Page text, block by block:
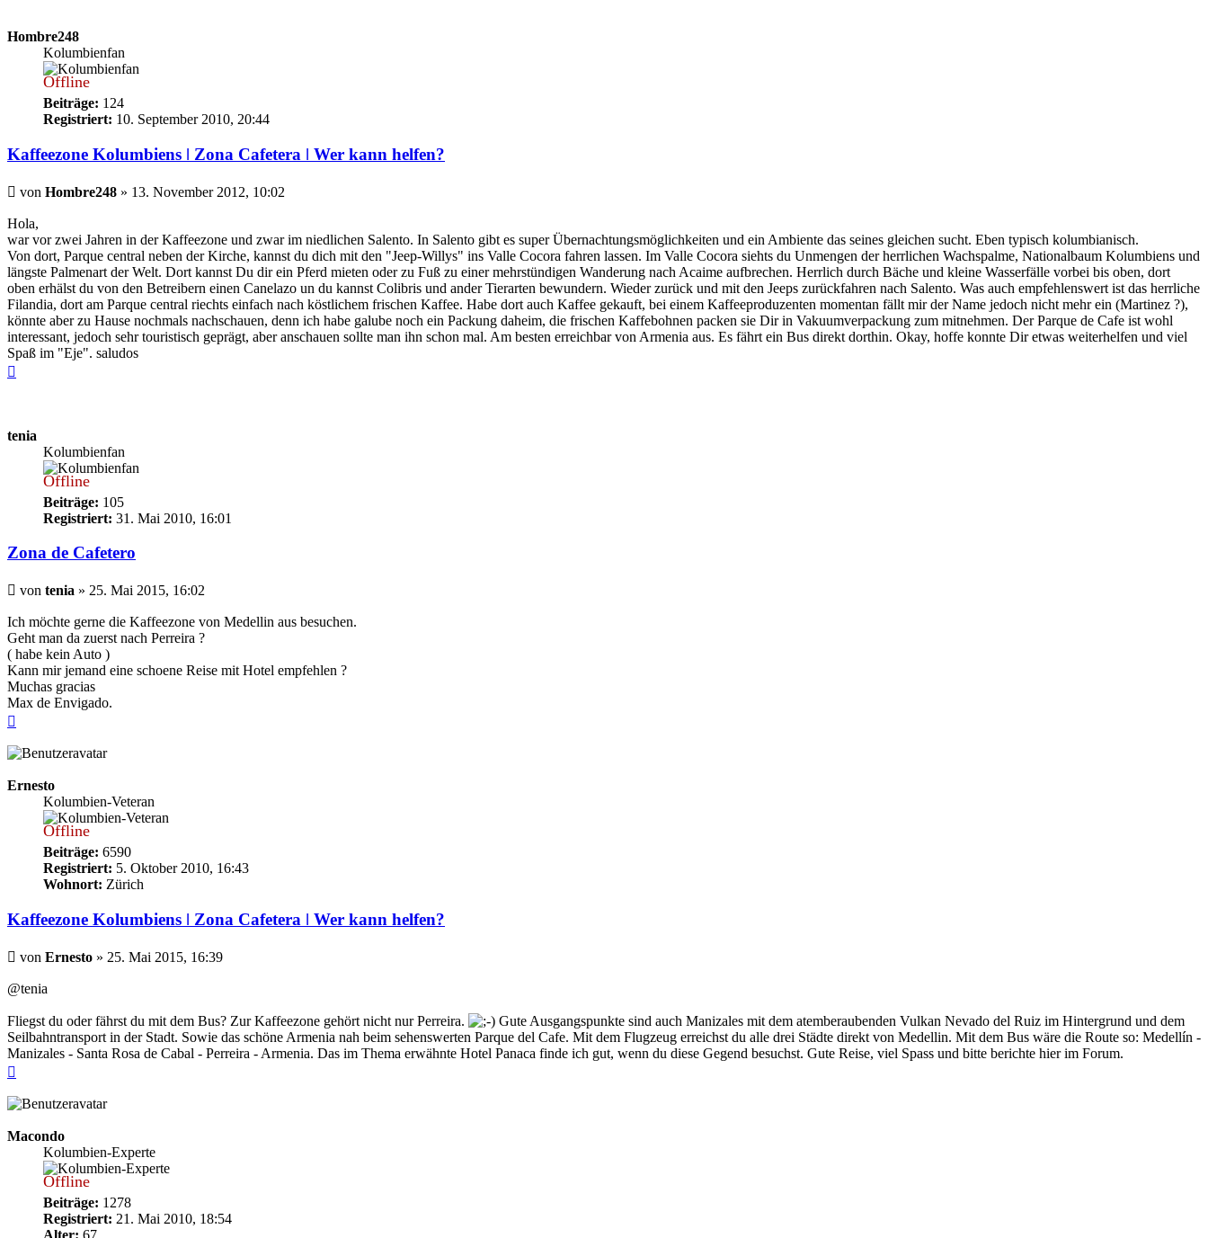
Hombre248
Kolumbienfan
Offline
Beiträge: 124
Registriert: 10. September 2010, 20:44
Kaffeezone Kolumbiens ǀ Zona Cafetera ǀ Wer kann helfen?
Beitrag
von Hombre248 » 13. November 2012, 10:02
Hola,
war vor zwei Jahren in der Kaffeezone und zwar im niedlichen Salento. In Salento gibt es super Übernachtungsmöglichkeiten und ein Ambiente das seines gleichen sucht. Eben typisch kolumbianisch.
Von dort, Parque central neben der Kirche, kannst du dich mit den "Jeep-Willys" ins Valle Cocora fahren lassen. Im Valle Cocora siehts du Unmengen der herrlichen Wachspalme, Nationalbaum Kolumbiens und
längste Palmenart der Welt. Dort kannst Du dir ein Pferd mieten oder zu Fuß zu einer mehrstündigen Wanderung nach Acaime aufbrechen. Herrlich durch Bäche und kleine Wasserfälle vorbei bis oben, dort
oben erhälst du von den Betreibern einen Canelazo un du kannst Colibris und ander Tierarten bewundern. Wieder zurück und mit den Jeeps zurückfahren nach Salento. Was auch empfehlenswert ist das herrliche
Filandia, dort am Parque central riechts einfach nach köstlichem frischen Kaffee. Habe dort auch Kaffee gekauft, bei einem Kaffeeproduzenten momentan fällt mir der Name jedoch nicht mehr ein (Martinez ?),
könnte aber zu Hause nochmals nachschauen, denn ich habe galube noch ein Packung daheim, die frischen Kaffebohnen packen sie Dir in Vakuumverpackung zum mitnehmen. Der Parque de Cafe ist wohl
interessant, jedoch sehr touristisch geprägt, aber anschauen sollte man ihn schon mal. Am besten erreichbar von Armenia aus. Es fährt ein Bus direkt dorthin. Okay, hoffe konnte Dir etwas weiterhelfen und viel
Spaß im "Eje". saludos
tenia
Kolumbienfan
Offline
Beiträge: 105
Registriert: 31. Mai 2010, 16:01
Zona de Cafetero
Beitrag
von tenia » 25. Mai 2015, 16:02
Ich möchte gerne die Kaffeezone von Medellin aus besuchen.
Geht man da zuerst nach Perreira ?
( habe kein Auto )
Kann mir jemand eine schoene Reise mit Hotel empfehlen ?
Muchas gracias
Max de Envigado.
Ernesto
Kolumbien-Veteran
Offline
Beiträge: 6590
Registriert: 5. Oktober 2010, 16:43
Wohnort: Zürich
Kaffeezone Kolumbiens ǀ Zona Cafetera ǀ Wer kann helfen?
Beitrag
von Ernesto » 25. Mai 2015, 16:39
@tenia
Fliegst du oder fährst du mit dem Bus? Zur Kaffeezone gehört nicht nur Perreira.
Gute Ausgangspunkte sind auch Manizales mit dem atemberaubenden Vulkan Nevado del Ruiz im Hintergrund und dem
Seilbahntransport in der Stadt. Sowie das schöne Armenia nah beim sehenswerten Parque del Cafe. Mit dem Flugzeug erreichst du alle drei Städte direkt von Medellin. Mit dem Bus wäre die Route so: Medellín -
Manizales - Santa Rosa de Cabal - Perreira - Armenia. Das im Thema erwähnte Hotel Panaca finde ich gut, wenn du diese Gegend besuchst. Gute Reise, viel Spass und bitte berichte hier im Forum.
Macondo
Kolumbien-Experte
Offline
Beiträge: 1278
Registriert: 21. Mai 2010, 18:54
Alter: 67